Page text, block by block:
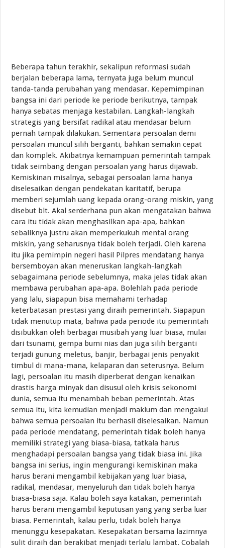
Beberapa tahun terakhir, sekalipun reformasi sudah
berjalan beberapa lama, ternyata juga belum muncul
tanda-tanda perubahan yang mendasar. Kepemimpinan
bangsa ini dari periode ke periode berikutnya, tampak
hanya sebatas menjaga kestabilan. Langkah-langkah
strategis yang bersifat radikal atau mendasar belum
pernah tampak dilakukan. Sementara persoalan demi
persoalan muncul silih berganti, bahkan semakin cepat
dan komplek. Akibatnya kemampuan pemerintah tampak
tidak seimbang dengan persoalan yang harus dijawab.
Kemiskinan misalnya, sebagai persoalan lama hanya
diselesaikan dengan pendekatan karitatif, berupa
memberi sejumlah uang kepada orang-orang miskin, yang
disebut blt. Akal serderhana pun akan mengatakan bahwa
cara itu tidak akan menghasilkan apa-apa, bahkan
sebaliknya justru akan memperkukuh mental orang
miskin, yang seharusnya tidak boleh terjadi. Oleh karena
itu jika pemimpin negeri hasil Pilpres mendatang hanya
bersemboyan akan meneruskan langkah-langkah
sebagaimana periode sebelumnya, maka jelas tidak akan
membawa perubahan apa-apa. Bolehlah pada periode
yang lalu, siapapun bisa memahami terhadap
keterbatasan prestasi yang diraih pemerintah. Siapapun
tidak menutup mata, bahwa pada periode itu pemerintah
disibukkan oleh berbagai musibah yang luar biasa, mulai
dari tsunami, gempa bumi nias dan juga silih berganti
terjadi gunung meletus, banjir, berbagai jenis penyakit
timbul di mana-mana, kelaparan dan seterusnya. Belum
lagi, persoalan itu masih diperberat dengan kenaikan
drastis harga minyak dan disusul oleh krisis sekonomi
dunia, semua itu menambah beban pemerintah. Atas
semua itu, kita kemudian menjadi maklum dan mengakui
bahwa semua persoalan itu berhasil diselesaikan. Namun
pada periode mendatang, pemerintah tidak boleh hanya
memiliki strategi yang biasa-biasa, tatkala harus
menghadapi persoalan bangsa yang tidak biasa ini. Jika
bangsa ini serius, ingin mengurangi kemiskinan maka
harus berani mengambil kebijakan yang luar biasa,
radikal, mendasar, menyeluruh dan tidak boleh hanya
biasa-biasa saja. Kalau boleh saya katakan, pemerintah
harus berani mengambil keputusan yang yang serba luar
biasa. Pemerintah, kalau perlu, tidak boleh hanya
menunggu kesepakatan. Kesepakatan bersama lazimnya
sulit diraih dan berakibat menjadi terlalu lambat. Cobalah